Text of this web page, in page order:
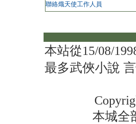
聯絡熾天使工作人員
本站從15/08/
最多武俠小說
本城全